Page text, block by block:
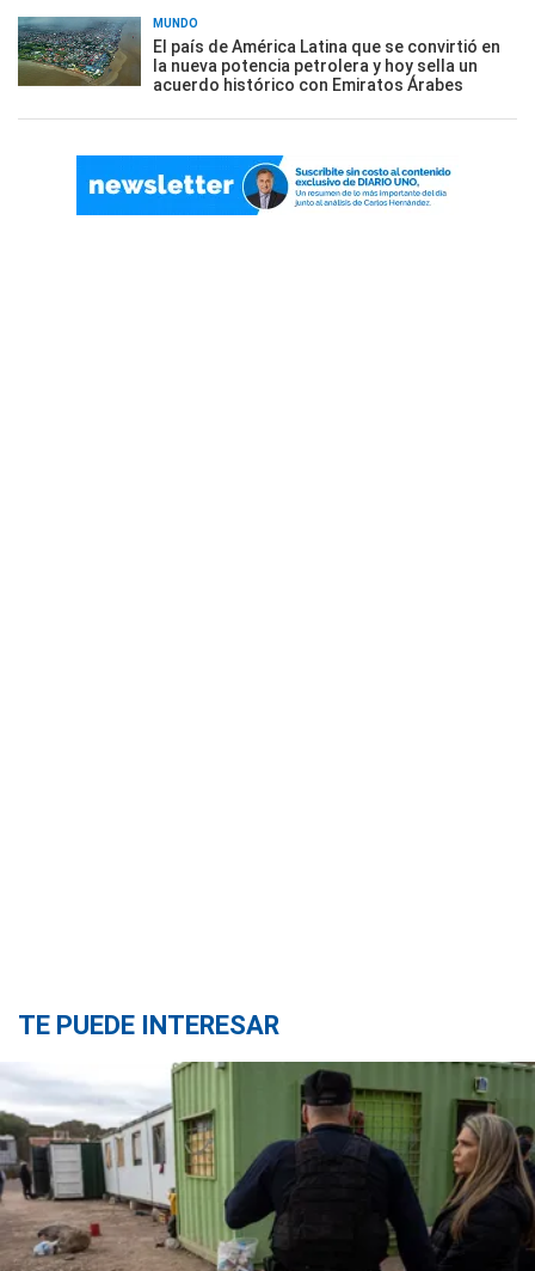
MUNDO
El país de América Latina que se convirtió en
la nueva potencia petrolera y hoy sella un
acuerdo histórico con Emiratos Árabes
TE PUEDE INTERESAR